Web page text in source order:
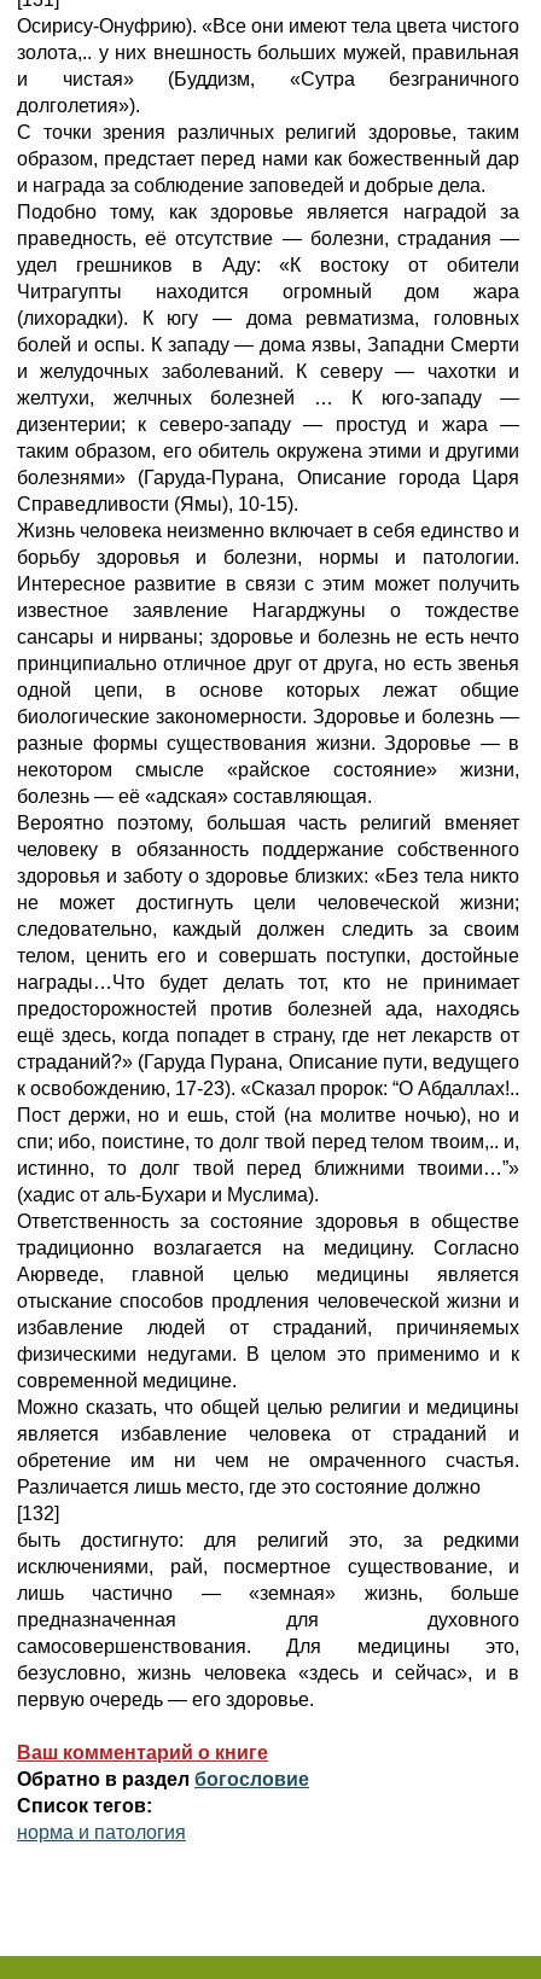
Осирису-Онуфрию). «Все они имеют тела цвета чистого
золота,.. у них внешность больших мужей, правильная
и чистая» (Буддизм, «Сутра безграничного
долголетия»).
С точки зрения различных религий здоровье, таким
образом, предстает перед нами как божественный дар
и награда за соблюдение заповедей и добрые дела.
Подобно тому, как здоровье является наградой за
праведность, её отсутствие — болезни, страдания —
удел грешников в Аду: «К востоку от обители
Читрагупты находится огромный дом жара
(лихорадки). К югу — дома ревматизма, головных
болей и оспы. К западу — дома язвы, Западни Смерти
и желудочных заболеваний. К северу — чахотки и
желтухи, желчных болезней … К юго-западу —
дизентерии; к северо-западу — простуд и жара —
таким образом, его обитель окружена этими и другими
болезнями» (Гаруда-Пурана, Описание города Царя
Справедливости (Ямы), 10-15).
Жизнь человека неизменно включает в себя единство и
борьбу здоровья и болезни, нормы и патологии.
Интересное развитие в связи с этим может получить
известное заявление Нагарджуны о тождестве
сансары и нирваны; здоровье и болезнь не есть нечто
принципиально отличное друг от друга, но есть звенья
одной цепи, в основе которых лежат общие
биологические закономерности. Здоровье и болезнь —
разные формы существования жизни. Здоровье — в
некотором смысле «райское состояние» жизни,
болезнь — её «адская» составляющая.
Вероятно поэтому, большая часть религий вменяет
человеку в обязанность поддержание собственного
здоровья и заботу о здоровье близких: «Без тела никто
не может достигнуть цели человеческой жизни;
следовательно, каждый должен следить за своим
телом, ценить его и совершать поступки, достойные
награды…Что будет делать тот, кто не принимает
предосторожностей против болезней ада, находясь
ещё здесь, когда попадет в страну, где нет лекарств от
страданий?» (Гаруда Пурана, Описание пути, ведущего
к освобождению, 17-23). «Сказал пророк: “О Абдаллах!..
Пост держи, но и ешь, стой (на молитве ночью), но и
спи; ибо, поистине, то долг твой перед телом твоим,.. и,
истинно, то долг твой перед ближними твоими…”»
(хадис от аль-Бухари и Муслима).
Ответственность за состояние здоровья в обществе
традиционно возлагается на медицину. Согласно
Аюрведе, главной целью медицины является
отыскание способов продления человеческой жизни и
избавление людей от страданий, причиняемых
физическими недугами. В целом это применимо и к
современной медицине.
Можно сказать, что общей целью религии и медицины
является избавление человека от страданий и
обретение им ни чем не омраченного счастья.
Различается лишь место, где это состояние должно
[132]
быть достигнуто: для религий это, за редкими
исключениями, рай, посмертное существование, и
лишь частично — «земная» жизнь, больше
предназначенная для духовного
самосовершенствования. Для медицины это,
безусловно, жизнь человека «здесь и сейчас», и в
первую очередь — его здоровье.
Ваш комментарий о книге
Обратно в раздел богословие
Список тегов:
норма и патология